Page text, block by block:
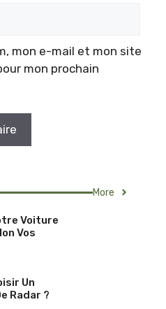
mon e-mail et mon site
mon prochain
More
Voiture
Vos
Un
Radar ?